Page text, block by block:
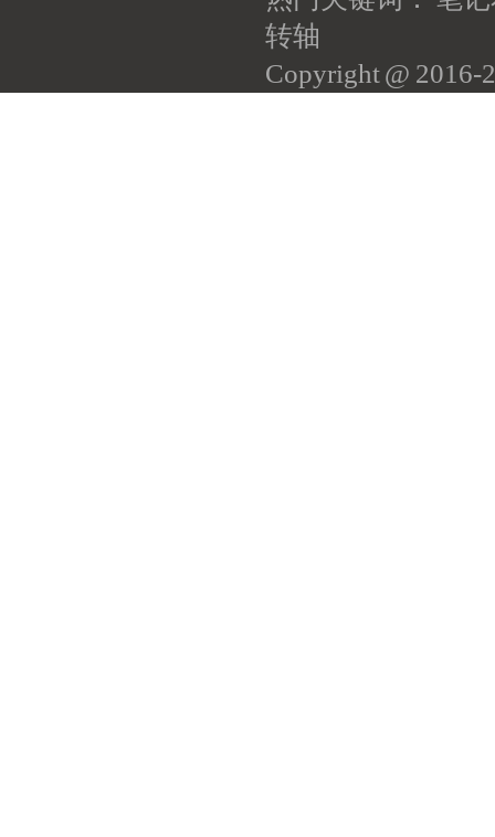
转轴
Copyright @